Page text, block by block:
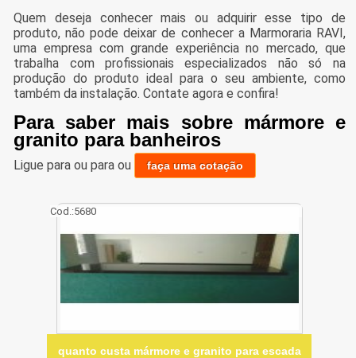
Quem deseja conhecer mais ou adquirir esse tipo de
produto, não pode deixar de conhecer a Marmoraria RAVI,
uma empresa com grande experiência no mercado, que
trabalha com profissionais especializados não só na
produção do produto ideal para o seu ambiente, como
também da instalação. Contate agora e confira!
Para saber mais sobre mármore e
granito para banheiros
Ligue paraou paraou faça uma cotação
Cod.:5680
quanto custa mármore e granito para escada